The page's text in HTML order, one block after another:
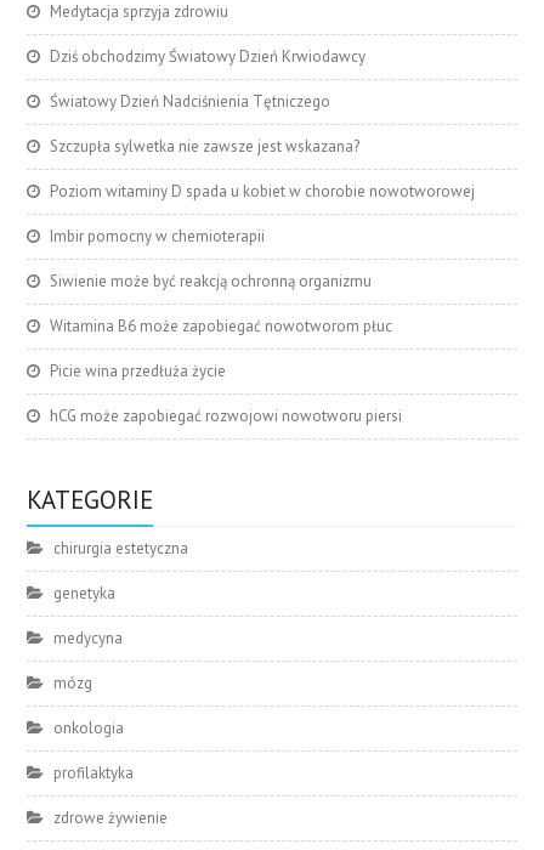
Medytacja sprzyja zdrowiu
Dziś obchodzimy Światowy Dzień Krwiodawcy
Światowy Dzień Nadciśnienia Tętniczego
Szczupła sylwetka nie zawsze jest wskazana?
Poziom witaminy D spada u kobiet w chorobie nowotworowej
Imbir pomocny w chemioterapii
Siwienie może być reakcją ochronną organizmu
Witamina B6 może zapobiegać nowotworom płuc
Picie wina przedłuża życie
hCG może zapobiegać rozwojowi nowotworu piersi
KATEGORIE
chirurgia estetyczna
genetyka
medycyna
mózg
onkologia
profilaktyka
zdrowe żywienie